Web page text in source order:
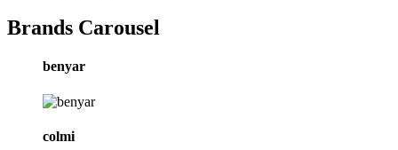
Brands Carousel
benyar
colmi